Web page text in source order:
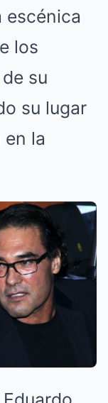
escénica
los
su
su lugar
la